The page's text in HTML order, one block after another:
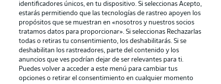
Publicidad Aviso legal
Gestionar las preferencias Declaracion de privacidad
Canales Trabajos
Jugadores Condiciones de uso
identificadores únicos, en tu dispositivo. Si seleccionas Acepto,
estarás permitiendo que las tecnologías de rastreo apoyen los
propósitos que se muestran en «nosotros y nuestros socios
tratamos datos para proporcionar». Si seleccionas Rechazarlas
todas o retiras tu consentimiento, los deshabilitarás. Si se
deshabilitan los rastreadores, parte del contenido y los
anuncios que ves podrían dejar de ser relevantes para ti.
Puedes volver a acceder a este menú para cambiar tus
opciones o retirar el consentimiento en cualquier momento